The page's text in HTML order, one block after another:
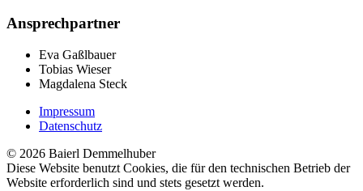
Ansprechpartner
Eva Gaßlbauer
Tobias Wieser
Magdalena Steck
Impressum
Datenschutz
© 2026 Baierl Demmelhuber
Diese Website benutzt Cookies, die für den technischen Betrieb der
Website erforderlich sind und stets gesetzt werden.